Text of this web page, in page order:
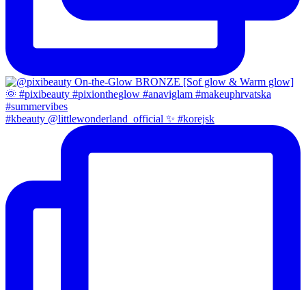
#kbeauty @littlewonderland_official ✨ #korejsk